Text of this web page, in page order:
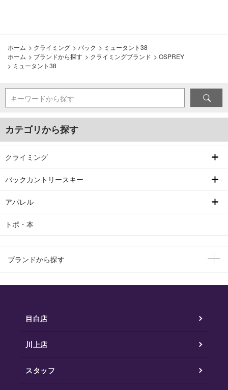
ホーム > クライミング > パック > ミュータント38
ホーム > ブランドから探す > クライミングブランド > OSPREY
> ミュータント38
キーワードから探す
カテゴリから探す
クライミング
バックカントリースキー
アパレル
トポ・本
ブランドから探す
目白店
川上店
スタッフ